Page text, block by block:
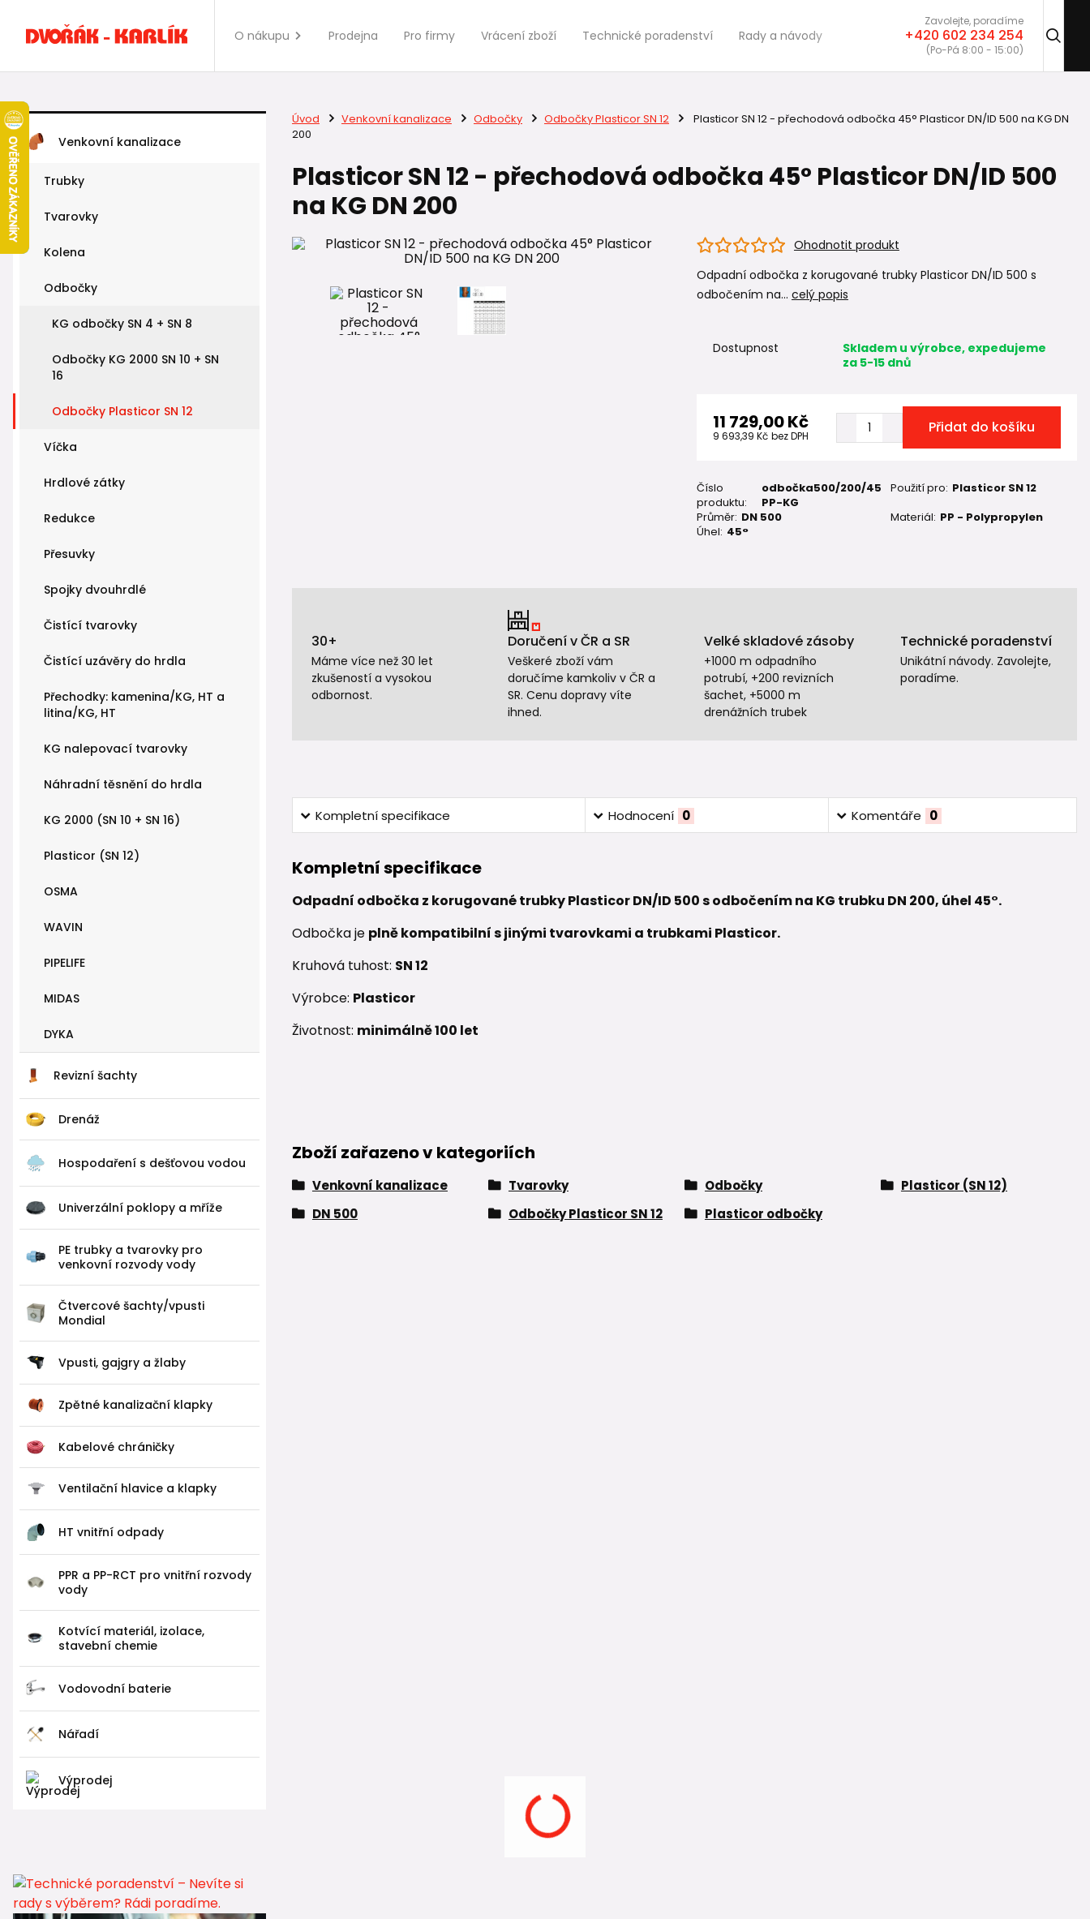
O nákupu Prodejna Pro firmy Vrácení zboží Technické poradenství Rady a návody
Zavolejte, poradíme
+420 602 234 254
(Po-Pá 8:00 - 15:00)
Venkovní kanalizace
Trubky
Tvarovky
Kolena
Odbočky
KG odbočky SN 4 + SN 8
Odbočky KG 2000 SN 10 + SN
16
Odbočky Plasticor SN 12
Víčka
Hrdlové zátky
Redukce
Přesuvky
Spojky dvouhrdlé
Čistící tvarovky
Čistící uzávěry do hrdla
Přechodky: kamenina/KG, HT a
litina/KG, HT
KG nalepovací tvarovky
Náhradní těsnění do hrdla
KG 2000 (SN 10 + SN 16)
Plasticor (SN 12)
OSMA
WAVIN
PIPELIFE
MIDAS
DYKA
Revizní šachty
Drenáž
Hospodaření s dešťovou vodou
Univerzální poklopy a mříže
PE trubky a tvarovky pro
venkovní rozvody vody
Čtvercové šachty/vpusti
Mondial
Vpusti, gajgry a žlaby
Zpětné kanalizační klapky
Kabelové chráničky
Ventilační hlavice a klapky
HT vnitřní odpady
PPR a PP-RCT pro vnitřní rozvody
vody
Kotvící materiál, izolace,
stavební chemie
Vodovodní baterie
Nářadí
Výprodej
Úvod Venkovní kanalizace Odbočky Odbočky Plasticor SN 12
Plasticor SN 12 - přechodová odbočka 45° Plasticor DN/ID 500 na KG DN
200
Plasticor SN 12 - přechodová odbočka 45° Plasticor DN/ID 500
na KG DN 200
Ohodnotit produkt
Odpadní odbočka z korugované trubky Plasticor DN/ID 500 s
odbočením na... celý popis
Dostupnost
Skladem u výrobce, expedujeme
za 5-15 dnů
11 729,00 Kč
9 693,39 Kč bez DPH Přidat do košíku
Číslo
produktu:
odbočka500/200/45
PP-KG
Použití pro: Plasticor SN 12
Průměr: DN 500 Materiál: PP - Polypropylen
Úhel: 45°
30+
Máme více než 30 let
zkušeností a vysokou
odbornost.
Doručení v ČR a SR
Veškeré zboží vám
doručíme kamkoliv v ČR a
SR. Cenu dopravy víte
ihned.
Velké skladové zásoby
+1000 m odpadního
potrubí, +200 revizních
šachet, +5000 m
drenážních trubek
Technické poradenství
Unikátní návody. Zavolejte,
poradíme.
Kompletní specifikace Hodnocení 0 Komentáře 0
Kompletní specifikace
Odpadní odbočka z korugované trubky Plasticor DN/ID 500 s odbočením na KG trubku DN 200, úhel 45°.
Odbočka je plně kompatibilní s jinými tvarovkami a trubkami Plasticor.
Kruhová tuhost: SN 12
Výrobce: Plasticor
Životnost: minimálně 100 let
Zboží zařazeno v kategoriích
Venkovní kanalizace Tvarovky Odbočky
Plasticor (SN 12)
DN 500
Odbočky Plasticor SN 12 Plasticor odbočky